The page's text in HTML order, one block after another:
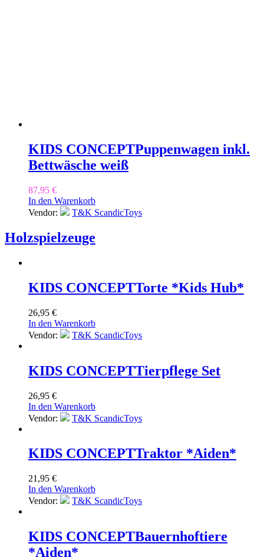
KIDS CONCEPTPuppenwagen inkl.
Bettwäsche weiß
87,95 €
In den Warenkorb
Vendor:
T&K ScandicToys
Holzspielzeuge
KIDS CONCEPTTorte *Kids Hub*
26,95 €
In den Warenkorb
Vendor:
T&K ScandicToys
KIDS CONCEPTTierpflege Set
26,95 €
In den Warenkorb
Vendor:
T&K ScandicToys
KIDS CONCEPTTraktor *Aiden*
21,95 €
In den Warenkorb
Vendor:
T&K ScandicToys
KIDS CONCEPTBauernhoftiere
*Aiden*